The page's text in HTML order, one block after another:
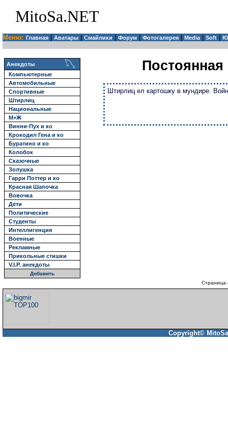
MitoSa.NET
Меню: Главная Аватары Смайлики Форум Фотогалерея Media| Soft
Анекдоты
Компьютерные
Автомобильные
Спортивные
Штирлиц
Национальные
М+Ж
Винни-Пух и ко
Крокодил Гена и ко
Буратино и ко
Колобок
Сказочные
Золушка
Гарри Поттер и ко
Красная Шапочка
Вовочка
Дети
Политические
Студенты
Интеллигенция
Военные
Рекламные
Прикольные стишки
V.I.P. анекдоты
Добавить
Постоянная
Штирлиц ел картошку в мундире.
Страница
Copyright©